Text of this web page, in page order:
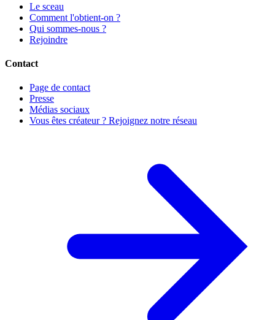
Le sceau
Comment l'obtient-on ?
Qui sommes-nous ?
Rejoindre
Contact
Page de contact
Presse
Médias sociaux
Vous êtes créateur ? Rejoignez notre réseau